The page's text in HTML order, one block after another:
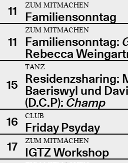
11
ZUM MITMACHEN
Familiensonntag
11
ZUM MITMACHEN
Familiensonntag:
Rebecca
15
TANZ
Residenzsharing:
Baeriswyl und
(D.C.P): Champ
16
CLUB
Friday Psyday
17
ZUM MITMACHEN
IGTZ Workshop